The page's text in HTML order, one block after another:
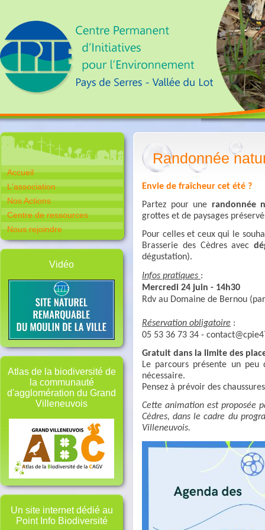
Accueil
L'association
Nos Actions
Centre de ressources
Nous rejoindre
Vidéo
Atlas de la biodiversité de
la communauté
d'agglomération du Grand
Villeneuvois
Un site internet dédié au
Point Info Biodiversité
Randonnée
Envie de fraîcheur cet été ?
Partez pour une randonnée
grottes et de paysages
Pour celles et ceux qui le
Brasserie des Cèdres avec
dégustation).
Infos pratiques :
Mercredi 24 juin - 14h30
Rdv au Domaine de Bernou
Réservation obligatoire :
05 53 36 73 34 -
Gratuit dans la limite des
Le parcours présente un
nécessaire.
Pensez à prévoir des
Cette animation est proposée
Cèdres, dans le cadre du
Villeneuvois.